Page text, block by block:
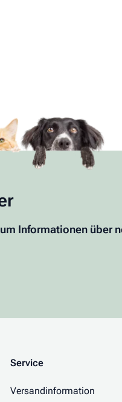
Informationen über
Service
Versandinformation